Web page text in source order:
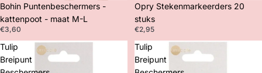
Bohin Puntenbeschermers -
kattenpoot - maat M-L
€3,60
Opry Stekenmarkeerders 20
stuks
€2,95
Tulip
Breipunt
Tulip
Breipunt